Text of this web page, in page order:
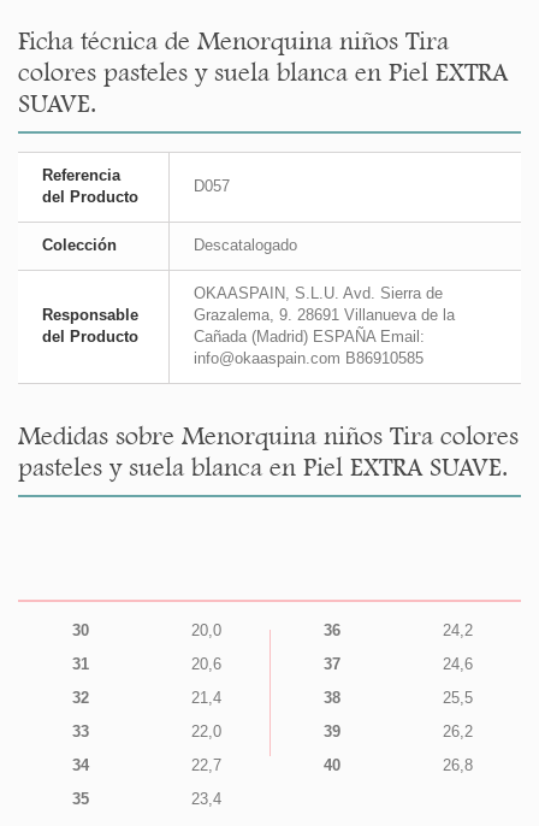
Ficha técnica de Menorquina niños Tira
colores pasteles y suela blanca en Piel EXTRA
SUAVE.
Referencia
del Producto
D057
Colección Descatalogado
Responsable
del Producto
OKAASPAIN, S.L.U. Avd. Sierra de
Grazalema, 9. 28691 Villanueva de la
Cañada (Madrid) ESPAÑA Email:
info@okaaspain.com B86910585
Medidas sobre Menorquina niños Tira colores
pasteles y suela blanca en Piel EXTRA SUAVE.
30
20,0
31
20,6
32
21,4
33
22,0
34
22,7
35
23,4
36
24,2
37
24,6
38
25,5
39
26,2
40
26,8